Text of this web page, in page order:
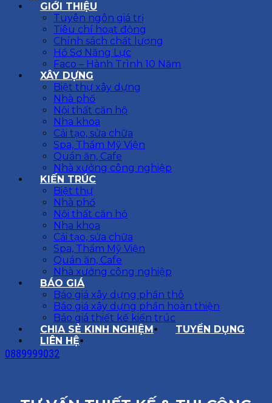
GIỚI THIỆU
Tuyên ngôn giá trị
Tiêu chí hoạt động
Chính sách chất lượng
Hồ Sơ Năng Lực
Faco – Hành Trình 10 Năm
XÂY DỰNG
Biệt thự xây dựng
Nhà phố
Nội thất căn hộ
Nha khoa
Cải tạo, sửa chữa
Spa, Thẩm Mỹ Viện
Quán ăn, Cafe
Nhà xưởng công nghiệp
KIẾN TRÚC
Biệt thự
Nhà phố
Nội thất căn hộ
Nha khoa
Cải tạo, sửa chữa
Spa, Thẩm Mỹ Viện
Quán ăn, Cafe
Nhà xưởng công nghiệp
BÁO GIÁ
Báo giá xây dựng phần thô
Báo giá xây dựng phần hoàn thiện
Báo giá thiết kế kiến trúc
CHIA SẺ KINH NGHIỆM
TUYỂN DỤNG
LIÊN HỆ
0889999032